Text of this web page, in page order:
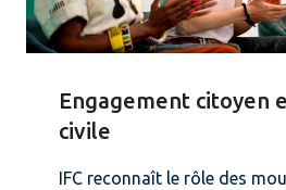
Engagement citoyen
civile
IFC reconnaît le rôle des